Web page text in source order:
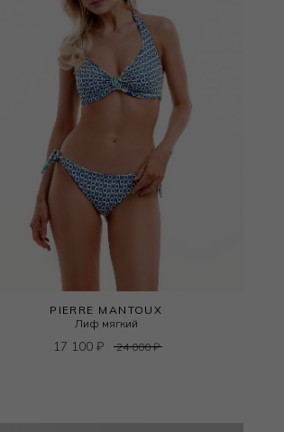
PIERRE MANTOUX
Лиф мягкий
17 100 ₽ 24 000₽